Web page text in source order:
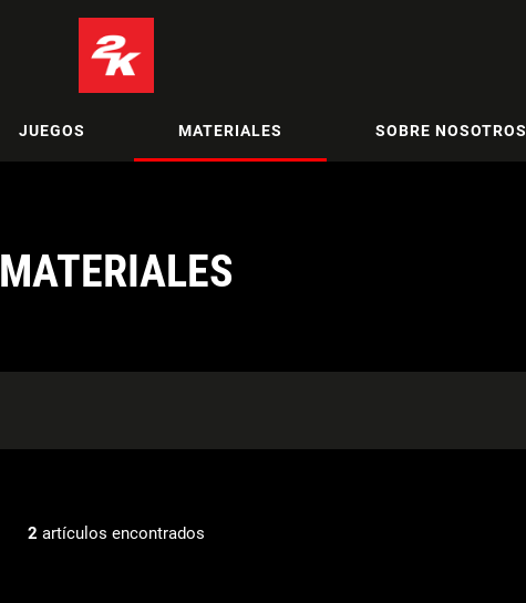
JUEGOS MATERIALES SOBRE NOSOTROS
MATERIALES
2 artículos encontrados